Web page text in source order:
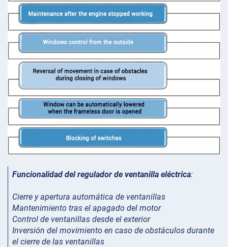
Funcionalidad del regulador de ventanilla eléctrica:
Cierre y apertura automática de ventanillas
Mantenimiento tras el apagado del motor
Control de ventanillas desde el exterior
Inversión del movimiento en caso de obstáculos durante
el cierre de las ventanillas